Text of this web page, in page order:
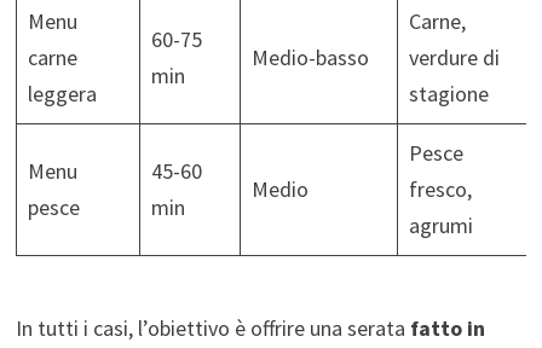
Menu
carne
leggera
60-75
min
Medio-basso
Carne,
verdure di
stagione
Menu
pesce
45-60
min
Medio
Pesce
fresco,
agrumi
In tutti i casi, l’obiettivo è offrire una serata fatto in